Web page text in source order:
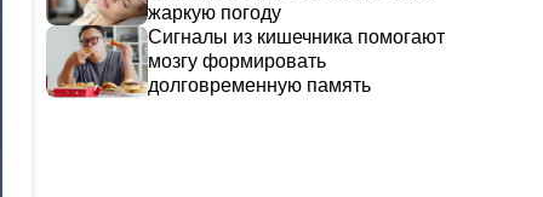
жаркую погоду
Сигналы из кишечника помогают
мозгу формировать
долговременную память